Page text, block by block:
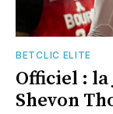
BETCLIC ELITE
Officiel :
Shevon